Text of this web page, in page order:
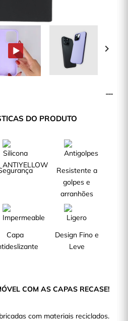

DO PRODUTO
Resistente a
golpes e
arranhões
Capa
Design Fino e
Leve
COM AS CAPAS RECASE!
com materiais reciclados.